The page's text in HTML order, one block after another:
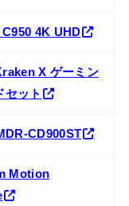
C950 4K UHD
X ゲーミン
セット
CD900ST
Motion